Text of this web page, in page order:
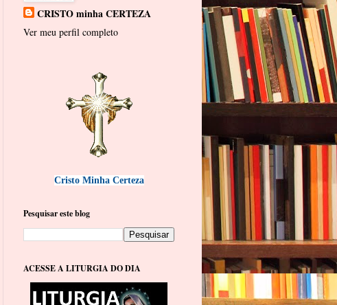
CRISTO minha CERTEZA
Ver meu perfil completo
Cristo Minha Certeza
Pesquisar este blog
ACESSE A LITURGIA DO DIA